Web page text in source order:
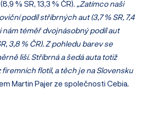
% SR, 13,3 % ČR). „Zatímco naši
podíl stříbrných aut (3,7 % SR, 7,4
nám téměř dvojnásobný podíl aut
3,8 % ČR). Z pohledu barev se
liší. Stříbrná a šedá auta totiž
flotil, a těch je na Slovensku
Martin Pajer ze společnosti Cebia.